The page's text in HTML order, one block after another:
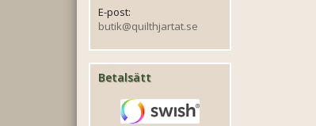
E-post:
butik@quilthjartat.se
Betalsätt